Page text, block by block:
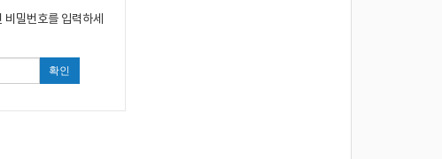
밀번호를 입력하세
확인